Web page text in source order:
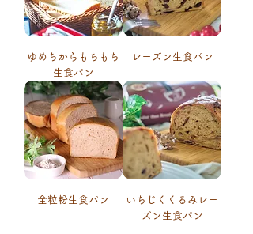
ゆめちからもちもち
生食パン
レーズン生食パン
全粒粉生食パン
いちじくくるみレー
ズン生食パン